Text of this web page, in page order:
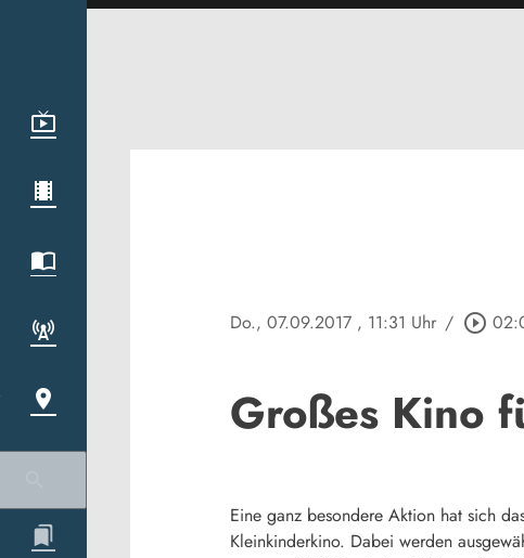
Do., 07.09.2017 , 11:31 Uhr / play_circle_outline
Großes Kino
Eine ganz besondere Aktion hat sich
Kleinkinderkino. Dabei werden